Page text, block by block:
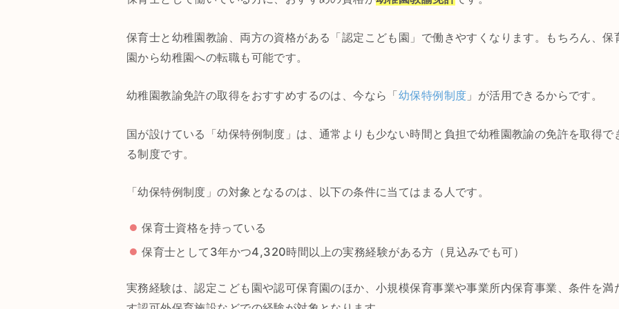
保育士と幼稚園教諭、両方の資格がある「認定こども園」で働きやすくなります。もちろん、保
園から幼稚園への転職も可能です。
幼稚園教諭免許の取得をおすすめするのは、今なら「幼保特例制度 」が活用できるからです。
国が設けている「幼保特例制度」は、通常よりも少ない時間と負担で幼稚園教諭の免許を取得で
る制度です。
「幼保特例制度」の対象となるのは、以下の条件に当てはまる人です。
保育士資格を持っている
保育士として3年かつ4,320時間以上の実務経験がある方（見込みでも可）
実務経験は、認定こども園や認可保育園のほか、小規模保育事業や事業所内保育事業、条件を満